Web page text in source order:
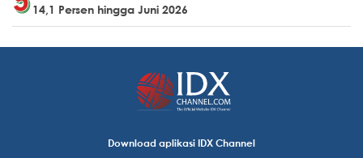
14,1 Persen hingga Juni 2026
Download aplikasi IDX Channel